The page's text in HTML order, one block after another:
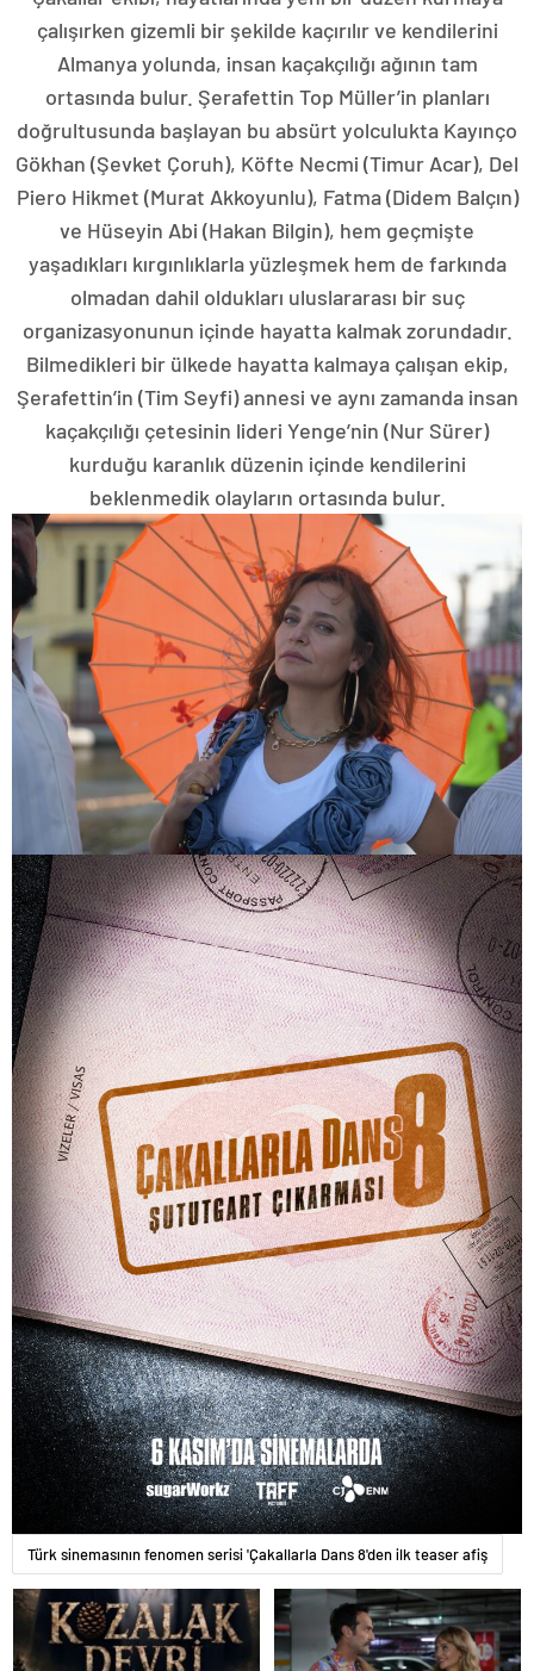
çalışırken gizemli bir şekilde kaçırılır ve kendilerini
Almanya yolunda, insan kaçakçılığı ağının tam
ortasında bulur. Şerafettin Top Müller’in planları
doğrultusunda başlayan bu absürt yolculukta Kayınço
Gökhan (Şevket Çoruh), Köfte Necmi (Timur Acar), Del
Piero Hikmet (Murat Akkoyunlu), Fatma (Didem Balçın)
ve Hüseyin Abi (Hakan Bilgin), hem geçmişte
yaşadıkları kırgınlıklarla yüzleşmek hem de farkında
olmadan dahil oldukları uluslararası bir suç
organizasyonunun içinde hayatta kalmak zorundadır.
Bilmedikleri bir ülkede hayatta kalmaya çalışan ekip,
Şerafettin’in (Tim Seyfi) annesi ve aynı zamanda insan
kaçakçılığı çetesinin lideri Yenge’nin (Nur Sürer)
kurduğu karanlık düzenin içinde kendilerini
beklenmedik olayların ortasında bulur.
Türk sinemasının fenomen serisi 'Çakallarla Dans 8'den ilk teaser afiş